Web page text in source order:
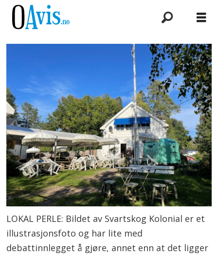
LOKAL PERLE: Bildet av Svartskog Kolonial er et
illustrasjonsfoto og har lite med
debattinnlegget å gjøre, annet enn at det ligger